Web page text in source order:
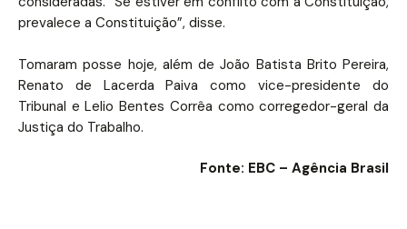
prevalece a Constituição”, disse.
Tomaram posse hoje, além de João Batista Brito Pereira,
Renato de Lacerda Paiva como vice-presidente do
Tribunal e Lelio Bentes Corrêa como corregedor-geral da
Justiça do Trabalho.
Fonte: EBC – Agência Brasil